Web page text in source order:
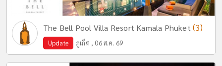
The Bell Pool Villa Resort Kamala Phuket (3)
Update ภูเก็ต , 06 ส.ค. 69